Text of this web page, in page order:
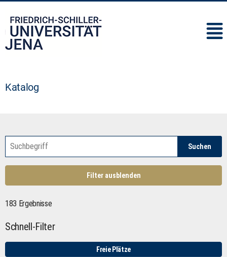
Katalog
Suchen
Filter ausblenden
183 Ergebnisse
Schnell-Filter
Freie Plätze